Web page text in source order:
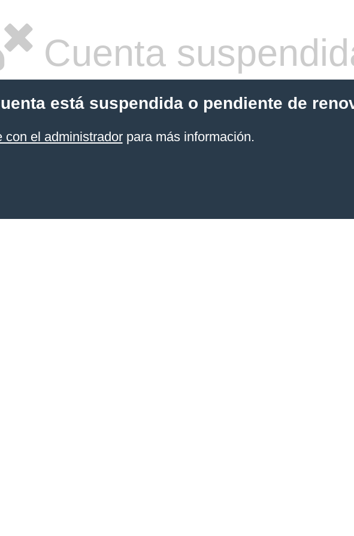
Cuenta
está suspendida o pendiente de
con el administradorpara más información.